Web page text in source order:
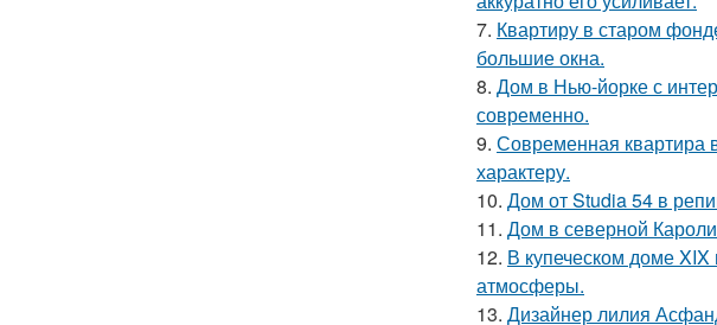
7. Квартиру в старом
большие окна.
8. Дом в Нью-йорке с
современно.
9. Современная квартира
характеру.
10. Дом от Studia 54 в
11. Дом в северной
12. В купеческом доме XIX
атмосферы.
13. Дизайнер лилия